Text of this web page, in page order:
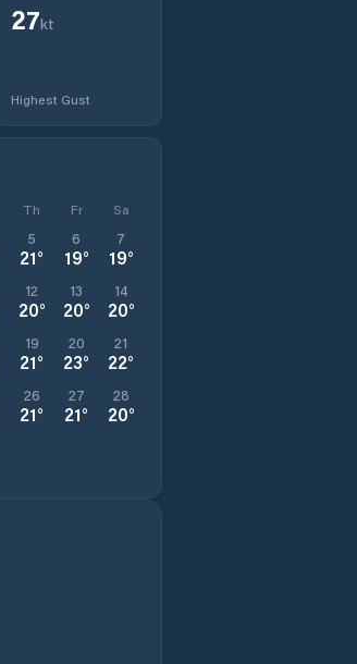
27kt
Highest Gust
Th Fr Sa
5
21°
6
19°
7
19°
12
20°
13
20°
14
20°
19
21°
20
23°
21
22°
26
21°
27
21°
28
20°